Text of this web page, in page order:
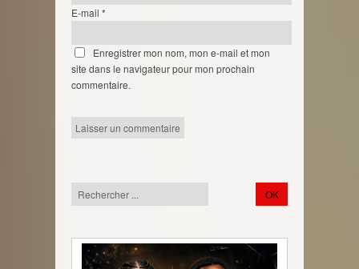
E-mail *
Enregistrer mon nom, mon e-mail et mon
site dans le navigateur pour mon prochain
commentaire.